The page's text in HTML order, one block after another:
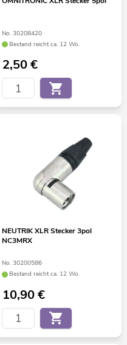
No. 30208420
Bestand reicht ca. 12 Wo.
2,50€
NEUTRIK XLR Stecker 3pol
NC3MRX
No. 30200586
Bestand reicht ca. 12 Wo.
10,90€